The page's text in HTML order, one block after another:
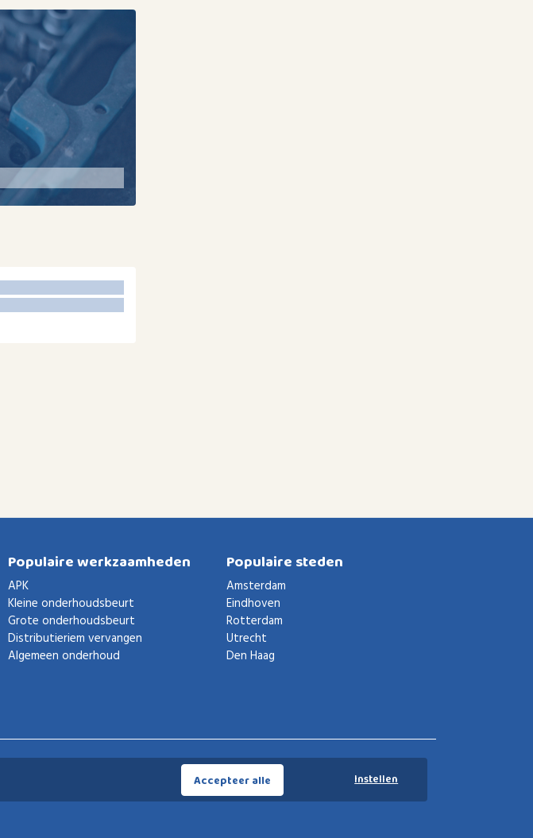
Populaire werkzaamheden
APK
Kleine onderhoudsbeurt
Grote onderhoudsbeurt
Distributieriem vervangen
Algemeen onderhoud
Populaire steden
Amsterdam
Eindhoven
Rotterdam
Utrecht
Den Haag
Voorwaarden Privacybeleid Privacy instellingen
Accepteer alle Instellen